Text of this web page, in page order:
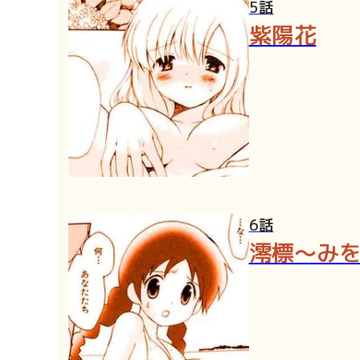
5話
紫陽花
6話
澪標～み